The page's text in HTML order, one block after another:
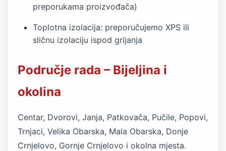
preporukama proizvođača)
Toplotna izolacija: preporučujemo XPS ili
sličnu izolaciju ispod grijanja
Područje rada – Bijeljina i
okolina
Centar, Dvorovi, Janja, Patkovača, Pučile, Popovi,
Trnjaci, Velika Obarska, Mala Obarska, Donje
Crnjelovo, Gornje Crnjelovo i okolna mjesta.